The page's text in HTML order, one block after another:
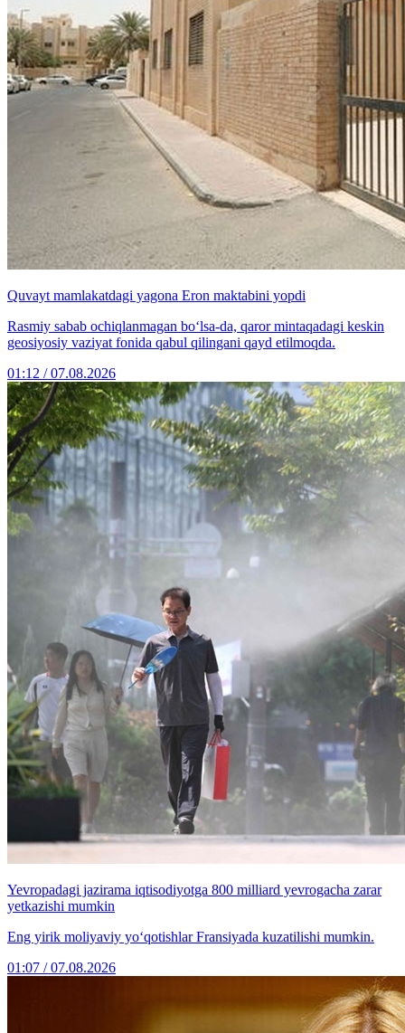
Quvayt mamlakatdagi yagona Eron maktabini yopdi
Rasmiy sabab ochiqlanmagan bo‘lsa-da, qaror mintaqadagi keskin
geosiyosiy vaziyat fonida qabul qilingani qayd etilmoqda.
01:12 / 07.08.2026
Yevropadagi jazirama iqtisodiyotga 800 milliard yevrogacha zarar
yetkazishi mumkin
Eng yirik moliyaviy yo‘qotishlar Fransiyada kuzatilishi mumkin.
01:07 / 07.08.2026